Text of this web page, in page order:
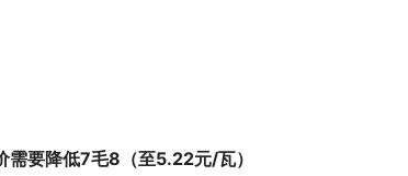
需要降低7毛8（至5.22元/瓦）